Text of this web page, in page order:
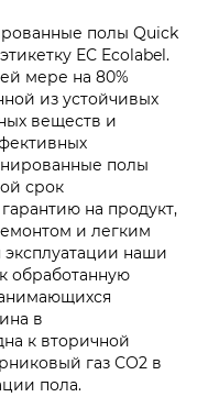
полы Quick
ЕС Ecolabel.
мере на 80%
из устойчивых
веществ и
полы
срок
на продукт,
и легким
наши
обработанную
в
к вторичной
газ СО2 в
пола.